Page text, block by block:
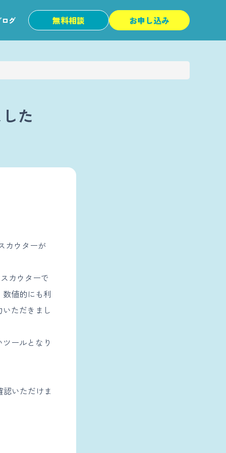
グ 無料相談 お申し込み
た
カウターが
カウターで
値的にも利
ただきまし
ールとなり
いただけま